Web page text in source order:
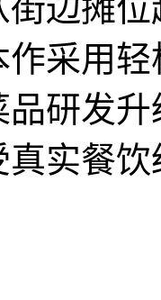
边摊
采用
研发
实餐